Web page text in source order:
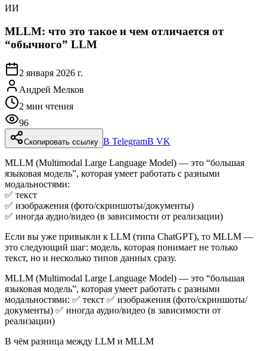
ИИ
MLLM: что это такое и чем отличается от
“обычного” LLM
2 января 2026 г.
Андрей Мелков
2 мин чтения
96
Скопировать ссылку В TelegramВ VK
MLLM (Multimodal Large Language Model) — это “большая
языковая модель”, которая умеет работать с разными
модальностями:
✅ текст
✅ изображения (фото/скриншоты/документы)
✅ иногда аудио/видео (в зависимости от реализации)
Если вы уже привыкли к LLM (типа ChatGPT), то MLLM —
это следующий шаг: модель, которая понимает не только
текст, но и несколько типов данных сразу.
MLLM (Multimodal Large Language Model) — это “большая
языковая модель”, которая умеет работать с разными
модальностями: ✅ текст ✅ изображения (фото/скриншоты/
документы) ✅ иногда аудио/видео (в зависимости от
реализации)
В чём разница между LLM и MLLM